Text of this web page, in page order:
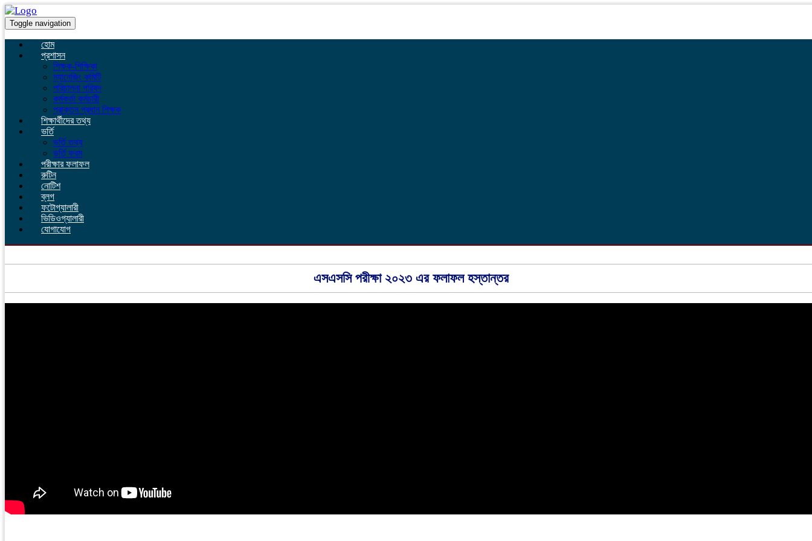
Toggle navigation
হোম
প্রশাসন
শিক্ষক-শিক্ষিকা
ম্যানেজিং কমিটি
পরিচালনা পরিষদ
কর্মকর্তা কর্মচারী
প্রাক্তন প্রধান শিক্ষক
শিক্ষার্থীদের তথ্য
ভর্তি
ভর্তি তথ্য
ভর্তি ফরম
পরীক্ষার ফলাফল
রুটিন
নোটিশ
ব্লগ
ফটোগ্যালারী
ভিডিওগ্যালারী
যোগাযোগ
এসএসসি পরীক্ষা ২০২৩ এর ফলাফল হস্তান্তর